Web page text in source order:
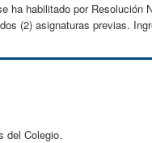
ha habilitado por
(2) asignaturas previas.
del Colegio.